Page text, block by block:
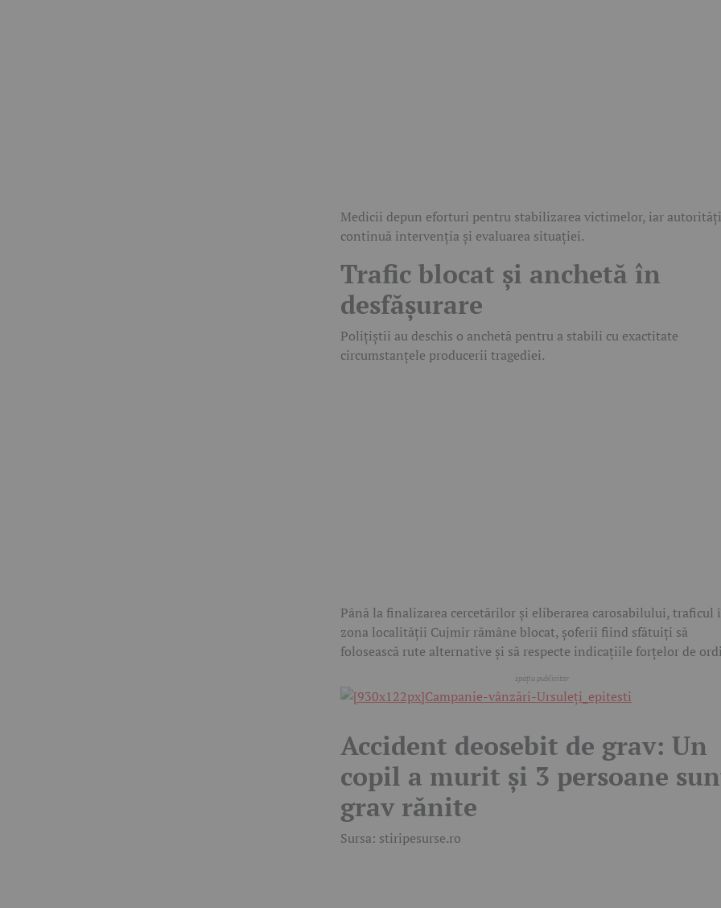
Medicii depun eforturi pentru stabilizarea victimelor, iar
continuă intervenția și evaluarea situației.
Trafic blocat și anchetă în
desfășurare
Polițiștii au deschis o anchetă pentru a stabili cu exactitate
circumstanțele producerii tragediei.
Până la finalizarea cercetărilor și eliberarea carosabilului, traficul
zona localității Cujmir rămâne blocat, șoferii fiind sfătuiți să
folosească rute alternative și să respecte indicațiile forțelor de
Accident deosebit de grav: Un
copil a murit și 3 persoane
grav rănite
Sursa: stiripesurse.ro